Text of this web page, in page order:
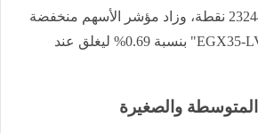
ليغلق عند مستوى 23244 نقطة، وزاد مؤشر الأسهم منخفضة
التقلبات السعرية "EGX35-LV" بنسبة 0.69% ليغلق عند
والصغيرة